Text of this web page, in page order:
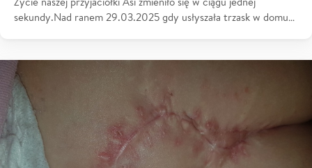
sekundy.Nad ranem 29.03.2025 gdy usłyszała trzask w domu…